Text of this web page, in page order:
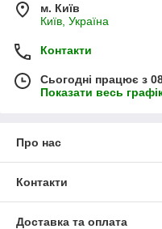
м. Київ
Київ, Україна
Контакти
Сьогодні працює з
Показати весь
Про нас
Контакти
Доставка та оплата